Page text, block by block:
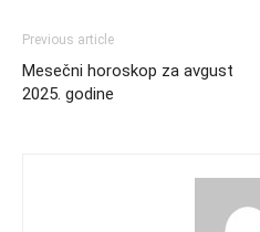
Previous article
Mesečni horoskop za avgust
2025. godine